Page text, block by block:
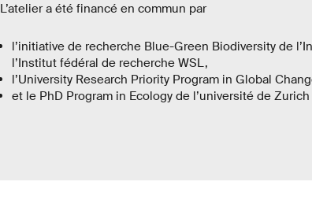
L’atelier a été financé en commun par
l’initiative de recherche Blue-Green Biodiversity de
l’Institut fédéral de recherche WSL,
l’University Research Priority Program in Global
et le PhD Program in Ecology de l’université de